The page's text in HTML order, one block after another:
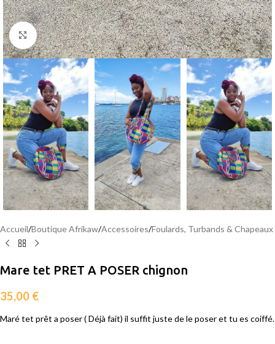
Agrandir
Accueil/Boutique Afrikaw/Accessoires/Foulards, Turbands & Chapeaux
Mare tet PRET A POSER chignon
35,00 €
Maré tet prêt a poser ( Déjà fait) il suffit juste de le poser et tu es coiffé.